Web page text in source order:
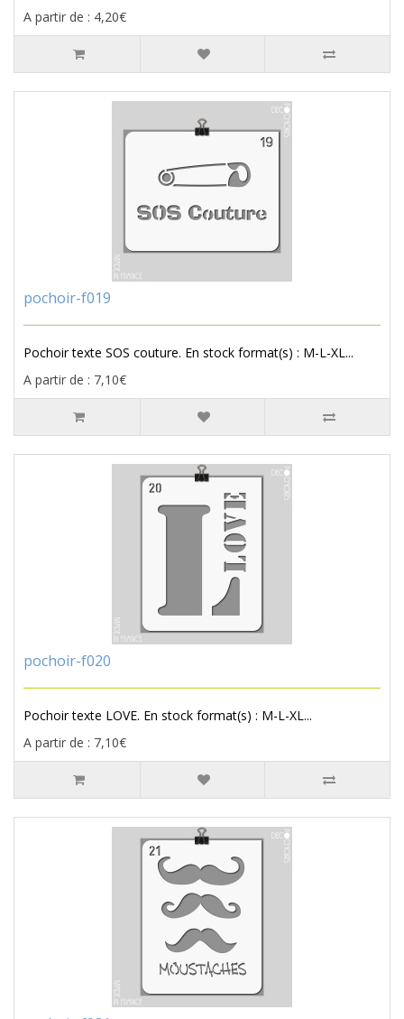
A partir de : 4,20€
pochoir-f019
Pochoir texte SOS couture. En stock format(s) : M-L-XL...
A partir de : 7,10€
pochoir-f020
Pochoir texte LOVE. En stock format(s) : M-L-XL...
A partir de : 7,10€